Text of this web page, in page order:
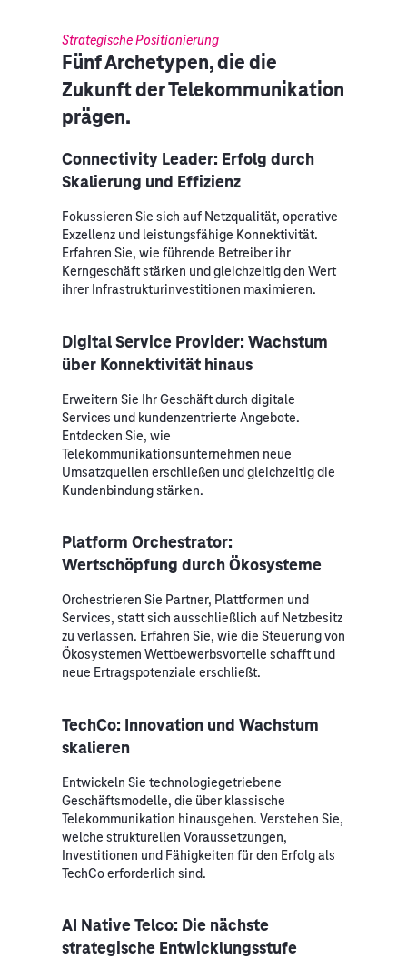
Strategische Positionierung
Fünf Archetypen, die die
Zukunft der Telekommunikation
prägen.
Connectivity Leader: Erfolg durch
Skalierung und Effizienz
Fokussieren Sie sich auf Netzqualität, operative
Exzellenz und leistungsfähige Konnektivität.
Erfahren Sie, wie führende Betreiber ihr
Kerngeschäft stärken und gleichzeitig den Wert
ihrer Infrastrukturinvestitionen maximieren.
Digital Service Provider: Wachstum
über Konnektivität hinaus
Erweitern Sie Ihr Geschäft durch digitale
Services und kundenzentrierte Angebote.
Entdecken Sie, wie
Telekommunikationsunternehmen neue
Umsatzquellen erschließen und gleichzeitig die
Kundenbindung stärken.
Platform Orchestrator:
Wertschöpfung durch Ökosysteme
Orchestrieren Sie Partner, Plattformen und
Services, statt sich ausschließlich auf Netzbesitz
zu verlassen. Erfahren Sie, wie die Steuerung von
Ökosystemen Wettbewerbsvorteile schafft und
neue Ertragspotenziale erschließt.
TechCo: Innovation und Wachstum
skalieren
Entwickeln Sie technologiegetriebene
Geschäftsmodelle, die über klassische
Telekommunikation hinausgehen. Verstehen Sie,
welche strukturellen Voraussetzungen,
Investitionen und Fähigkeiten für den Erfolg als
TechCo erforderlich sind.
AI Native Telco: Die nächste
strategische Entwicklungsstufe